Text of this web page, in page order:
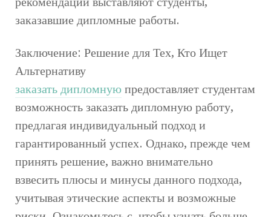
заказавшие дипломные работы.
Заключение: Решение для Тех, Кто Ищет
Альтернативу
заказать дипломную предоставляет студентам
возможность заказать дипломную работу,
предлагая индивидуальный подход и
гарантированный успех. Однако, прежде чем
принять решение, важно внимательно
взвесить плюсы и минусы данного подхода,
учитывая этические аспекты и возможные